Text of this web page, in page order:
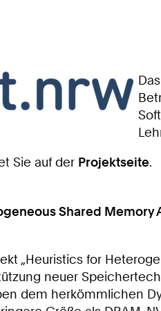
Sie auf der Projektseite.
Shared Memory
„Heuristics for
neuer
dem herkömmlichen